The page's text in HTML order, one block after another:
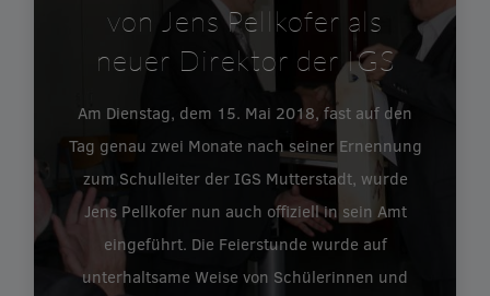
von Jens Pellkofer als
neuer Direktor der IGS
Am Dienstag, dem 15. Mai 2018, fast auf den
Tag genau zwei Monate nach seiner Ernennung
zum Schulleiter der IGS Mutterstadt, wurde
Jens Pellkofer nun auch offiziell in sein Amt
eingeführt. Die Feierstunde wurde auf
unterhaltsame Weise von Schülerinnen und